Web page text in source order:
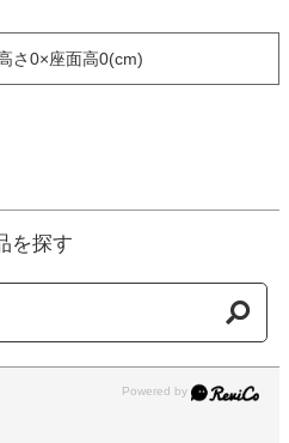
さ0×座面高0(cm)
を探す